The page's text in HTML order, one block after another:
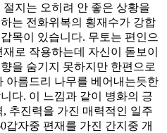
지는 오히려 안 좋은 상황을
는 전화위복의 횡재수가 강합
목이 있습니다. 무토는 편인으
로 작용하는데 자신이 돋보이
을 숨기지 못하지만 한편으로
아름드리 나무를 베어내는듯한
다. 이 느낌과 같이 병화의 긍
추진력을 가진 매력적인 일주
갑자중 편재를 가진 간지중 개